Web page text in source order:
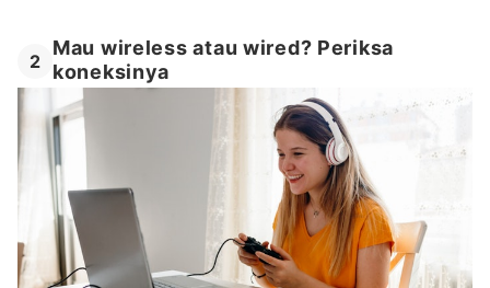
2
Mau wireless atau wired? Periksa
koneksinya